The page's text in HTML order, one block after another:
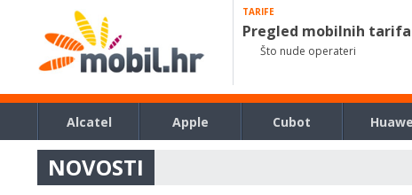
TARIFE
Pregled mobilnih tarifa
Što nude operateri
Alcatel Apple Cubot
NOVOSTI